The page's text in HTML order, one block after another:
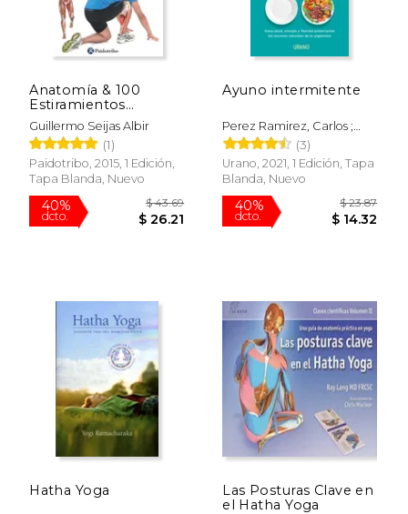
40%
dcto.
15%
dcto.
$
$
Anatomía & 100
Estiramientos
Esenciales Para
Running
Guillermo Seijas Albir
(1)
Paidotribo, 2015, 1 Edición,
Tapa Blanda, Nuevo
Ayuno intermitente
Perez Ramirez, Carlos ;
Sanchez, Nestor
(3)
Urano, 2021, 1 Edición, Tapa
Blanda, Nuevo
Hatha Yoga
Las Posturas Clave en
el Hatha Yoga